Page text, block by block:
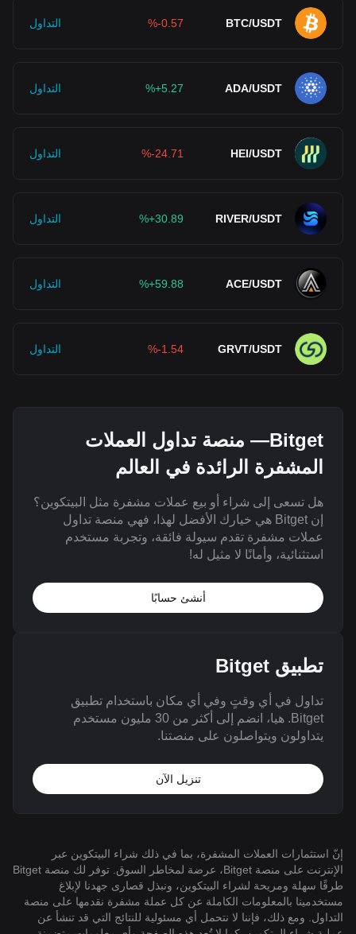
BTC/USDT
%-0.57 التداول
ADA/USDT
%+5.27 التداول
HEI/USDT
%-24.71 التداول
RIVER/USDT
%+30.89 التداول
ACE/USDT
%+59.88 التداول
GRVT/USDT
%-1.54 التداول
Bitget— منصة تداول العملات
المشفرة الرائدة في العالم
هل تسعى إلى شراء أو بيع عملات مشفرة مثل البيتكوين؟
إن Bitget هي خيارك الأفضل لهذا، فهي منصة تداول
عملات مشفرة تقدم سيولة فائقة، وتجربة مستخدم
استثنائية، وأمانًا لا مثيل له!
أنشئ حسابًا
تطبيق Bitget
تداول في أي وقتٍ وفي أي مكان باستخدام تطبيق
Bitget. هيا، انضم إلى أكثر من 30 مليون مستخدم
يتداولون ويتواصلون على منصتنا.
تنزيل الآن
إنّ استثمارات العملات المشفرة، بما في ذلك شراء البيتكوين عبر
الإنترنت على منصة Bitget، عرضة لمخاطر السوق. توفر لك منصة Bitget
طرقًا سهلة ومريحة لشراء البيتكوين، ونبذل قصارى جهدنا لإبلاغ
مستخدمينا بالمعلومات الكاملة عن كل عملة مشفرة نقدمها على منصة
التداول. ومع ذلك، فإننا لا نتحمل أي مسئولية للنتائج التي قد تنشأ عن